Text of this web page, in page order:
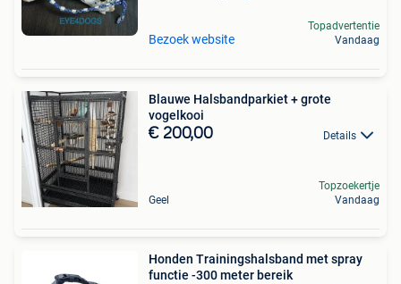
Bezoek website
Topadvertentie
Vandaag
Blauwe Halsbandparkiet + grote
vogelkooi
€ 200,00 Details
Geel
Topzoekertje
Vandaag
Honden Trainingshalsband met spray
functie -300 meter bereik